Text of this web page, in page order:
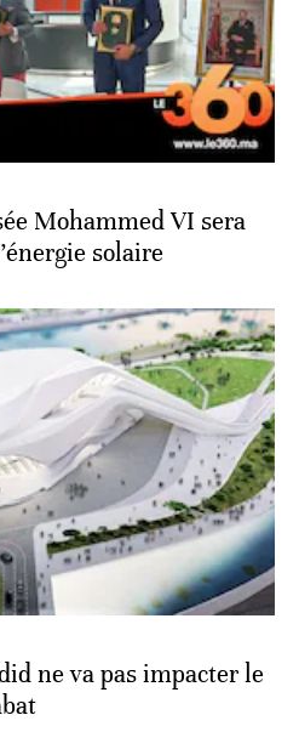
Mohammed VI sera
solaire
ne va pas impacter le